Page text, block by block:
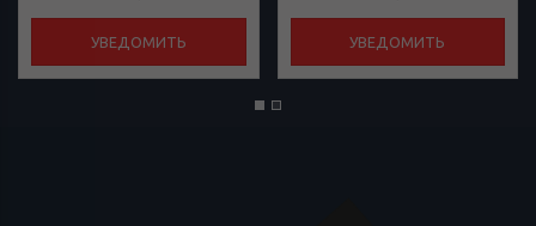
УВЕДОМИТЬ УВЕДОМИТЬ